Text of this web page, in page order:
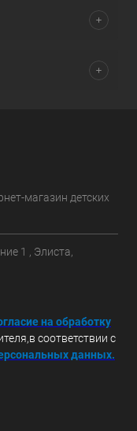
магазин детских
1 , Элиста,
на обработку
соответствии с
данных.